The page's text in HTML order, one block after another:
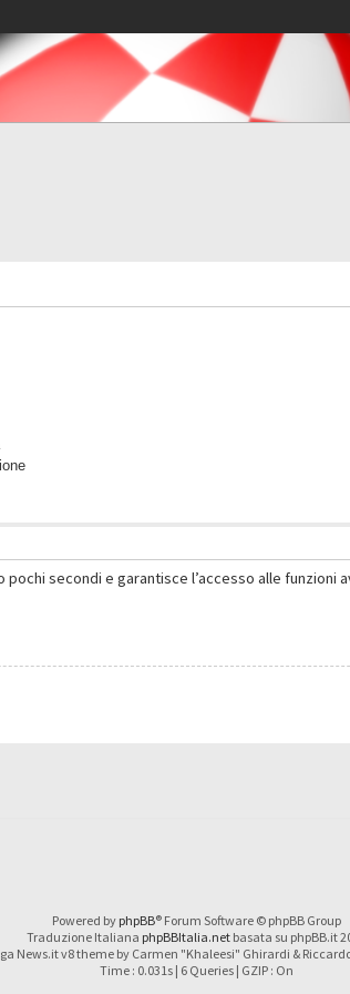
secondi e garantisce l’accesso alle funzioni
Powered by phpBB® Forum Software © phpBB Group
Traduzione Italiana phpBBItalia.netbasata su phpBB.it
News.it v8 theme by Carmen "Khaleesi" Ghirardi &
Time : 0.031s | 6 Queries | GZIP : On